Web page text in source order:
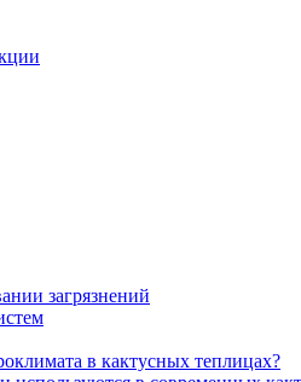
загрязнений
в кактусных теплицах?